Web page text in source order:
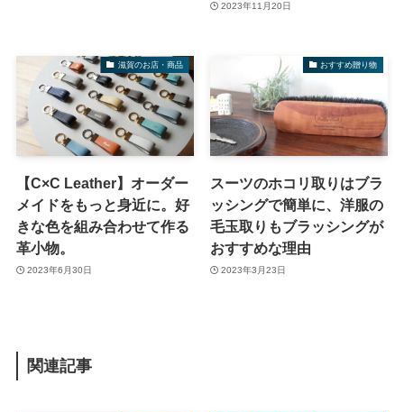
2023年11月20日
滋賀のお店・商品
【C×C Leather】オーダー
メイドをもっと身近に。好
きな色を組み合わせて作る
革小物。
2023年6月30日
おすすめ贈り物
スーツのホコリ取りはブラ
ッシングで簡単に、洋服の
毛玉取りもブラッシングが
おすすめな理由
2023年3月23日
関連記事